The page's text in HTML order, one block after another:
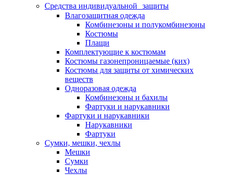
Средства индивидуальной защиты
Влагозащитная одежда
Комбинезоны и полукомбинезоны
Костюмы
Плащи
Комплектующие к костюмам
Костюмы газонепроницаемые (ких)
Костюмы для защиты от химических
веществ
Одноразовая одежда
Комбинезоны и бахилы
Фартуки и нарукавники
Фартуки и нарукавники
Нарукавники
Фартуки
Сумки, мешки, чехлы
Мешки
Сумки
Чехлы